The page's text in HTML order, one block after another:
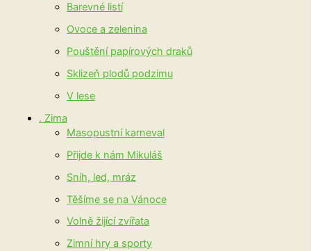
Barevné listí
Ovoce a zelenina
Pouštění papírových draků
Sklizeň plodů podzimu
V lese
. Zima
Masopustní karneval
Přijde k nám Mikuláš
Sníh, led, mráz
Těšíme se na Vánoce
Volně žijící zvířata
Zimní hry a sporty